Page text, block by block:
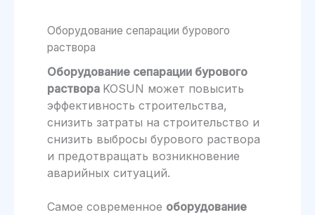
Оборудование сепарации бурового
раствора
Оборудование сепарации бурового
раствора KOSUN может повысить
эффективность строительства,
снизить затраты на строительство и
снизить выбросы бурового раствора
и предотвращать возникновение
аварийных ситуаций.
Самое современное оборудование